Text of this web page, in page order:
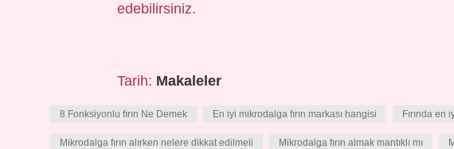
edebilirsiniz.
Tarih: Makaleler
8 Fonksiyonlu fırın Ne Demek En iyi mikrodalga fırın markası hangisi Fırında en
Mikrodalga fırın alırken nelere dikkat edilmeli Mikrodalga fırın almak mantıklı mı